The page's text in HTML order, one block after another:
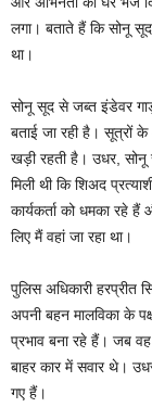
लगा। बताते हैं कि सोनू
था।
सोनू सूद से जब्त इंडेवर
बताई जा रही है। सूत्रों
खड़ी रहती है। उधर, सोनू
मिली थी कि शिअद
कार्यकर्ता को धमका रहे
लिए मैं वहां जा रहा था।
पुलिस अधिकारी हरप्रीत
अपनी बहन मालविका के
प्रभाव बना रहे हैं। जब
बाहर कार में सवार थे।
गए हैं।